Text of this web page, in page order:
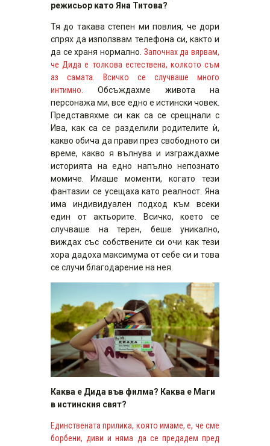
режисьор като Яна Титова?
Тя до такава степен ми повлия, че дори
спрях да използвам телефона си, както и
да се храня нормално. Започнах да вярвам,
че Дида е толкова естествена, колкото съм
аз самата. Всичко се случваше много
интимно.
Обсъждахме живота на
персонажа ми, все едно е истински човек.
Представяхме си как са се срещнали с
Ива, как са се разделили родителите ѝ,
какво обича да прави през свободното си
време, какво я вълнува и изграждахме
историята на едно напълно непознато
момиче. Имаше моменти, когато тези
фантазии се усещаха като реалност. Яна
има индивидуален подход към всеки
един от актьорите. Всичко, което се
случваше на терен, беше уникално,
виждах със собствените си очи как тези
хора дадоха максимума от себе си и това
се случи благодарение на нея.
Каква е Дида във филма? Каква е Маги
в истинския свят?
Единствената прилика, която имаме, е, че сме
борбени, диви и няма да се предадем пред